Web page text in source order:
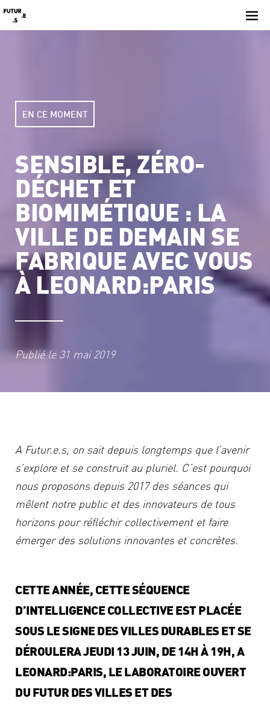
Skip
to
EN CE MOMENT
SENSIBLE, ZÉRO-
DÉCHET ET
BIOMIMÉTIQUE : LA
VILLE DE DEMAIN SE
FABRIQUE AVEC VOUS
À LEONARD:PARIS
Publié le 31 mai 2019
A Futur.e.s, on sait depuis longtemps que l’avenir
s’explore et se construit au pluriel. C’est pourquoi
nous proposons depuis 2017 des séances qui
mêlent notre public et des innovateurs de tous
horizons pour réfléchir collectivement et faire
émerger des solutions innovantes et concrètes.
CETTE ANNÉE, CETTE SÉQUENCE
D’INTELLIGENCE COLLECTIVE EST PLACÉE
SOUS LE SIGNE DES VILLES DURABLES ET SE
DÉROULERA JEUDI 13 JUIN, DE 14H À 19H, A
LEONARD:PARIS, LE LABORATOIRE OUVERT
DU FUTUR DES VILLES ET DES